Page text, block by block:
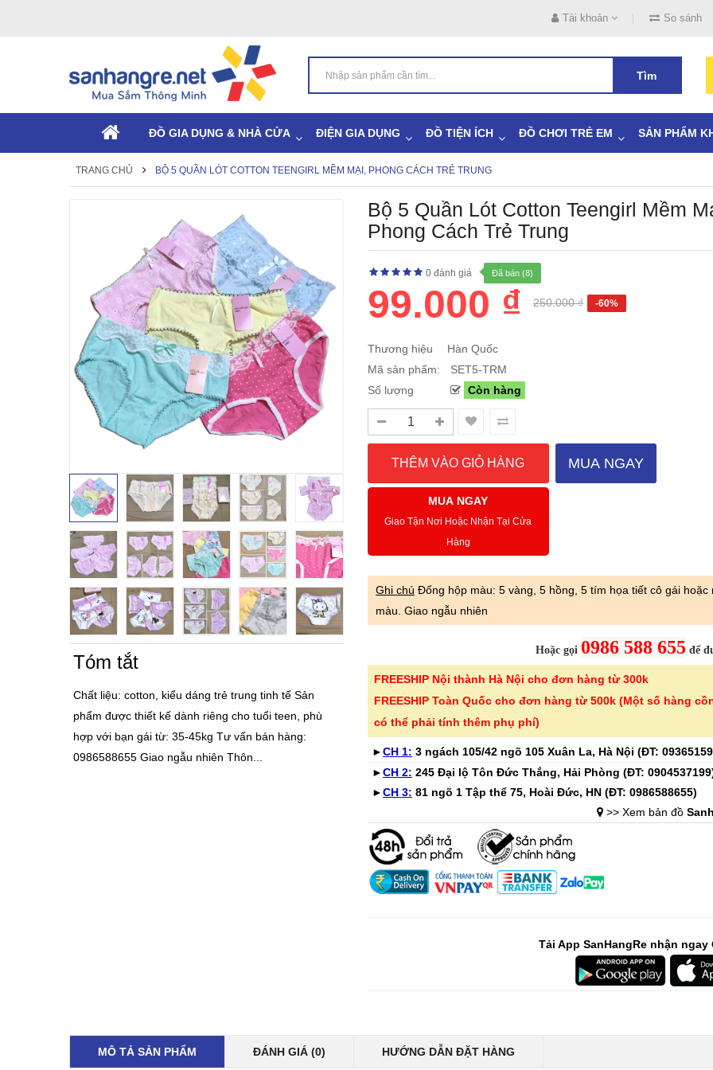
Tài khoản So sánh
Tìm
ĐỒ GIA DỤNG & NHÀ CỬA ĐIỆN GIA DỤNG ĐỒ TIỆN ÍCH ĐỒ CHƠI TRẺ EM SẢN PHẨM
TRANG CHỦ BỘ 5 QUẦN LÓT COTTON TEENGIRL MỀM MẠI, PHONG CÁCH TRẺ TRUNG
Tóm tắt
Chất liệu: cotton, kiểu dáng trẻ trung tinh tế Sản
phẩm được thiết kế dành riêng cho tuổi teen, phù
hợp với bạn gái từ: 35-45kg Tư vấn bán hàng:
0986588655 Giao ngẫu nhiên Thôn...
Bộ 5 Quần Lót Cotton Teengirl Mềm
Phong Cách Trẻ Trung
0 đánh giá Đã bán (8)
99.000 ₫ 250.000 ₫ -60%
Thương hiệu
Hàn Quốc
Mã sản phẩm:
SET5-TRM
Số lượng
Còn hàng
MUA NGAY
MUA NGAY
Giao Tận Nơi Hoặc Nhận Tại Cửa
Hàng
Ghi chú Đống hộp màu: 5 vàng, 5 hồng, 5 tím họa tiết cô gái hoặc
màu. Giao ngẫu nhiên
Hoặc gọi 0986 588 655 để
FREESHIP Nội thành Hà Nội cho đơn hàng từ 300k
FREESHIP Toàn Quốc cho đơn hàng từ 500k (Một số hàng
có thể phải tính thêm phụ phí)
►CH 1: 3 ngách 105/42 ngõ 105 Xuân La, Hà Nội (ĐT:
►CH 2: 245 Đại lộ Tôn Đức Thắng, Hải Phòng (ĐT: 0904537199
►CH 3: 81 ngõ 1 Tập thể 75, Hoài Đức, HN (ĐT: 0986588655)
>> Xem bản đồ
Tải App SanHangRe nhận ngay
MÔ TẢ SẢN PHẨM ĐÁNH GIÁ (0) HƯỚNG DẪN ĐẶT HÀNG
Sale Mừng Đại Lễ 30/4-01/5: CHÀO HÈ
2026 Siêu giảm tới 40% tại Sanhangre
SANHANGRECăn cứ vào tình hình thời tiết
Bình thủy tinh cao cấp
vân lưới dập nổi ..
299.000 ₫
550.000 ₫
-46%
Bình nước thủy tinh vân
caro Seka SKT10W..
299.000 ₫
-41%
Bộ 6 cốc thủy tinh vân
caro 350ml Seka S..
720.000 ₫
Kéo cắt gà
24.5cm
189.000 ₫
350.000 ₫
-40%
Bếp từ đơn
220B công
689.000 ₫
1.150.000 ₫
-28%
Bình giữ